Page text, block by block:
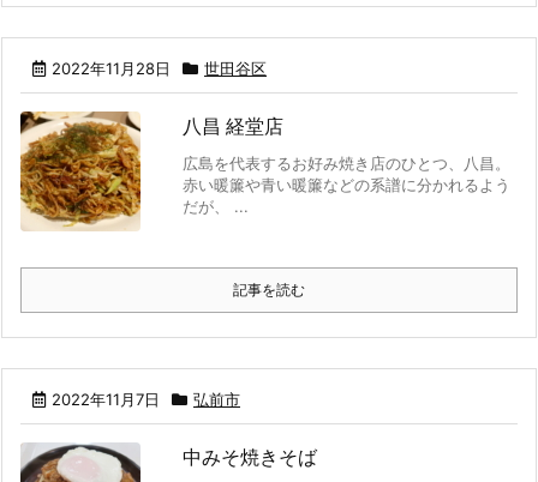
2022年11月28日 世田谷区
八昌 経堂店
広島を代表するお好み焼き店のひとつ、八昌。
赤い暖簾や青い暖簾などの系譜に分かれるよう
だが、 ...
記事を読む
2022年11月7日 弘前市
中みそ焼きそば